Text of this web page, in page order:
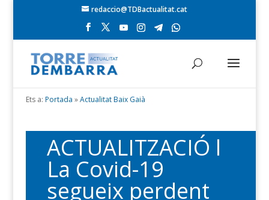
redaccio@TDBactualitat.cat
Ets a: Portada »Actualitat Baix Gaià
ACTUALITZACIÓ l
La Covid-19
segueix perdent